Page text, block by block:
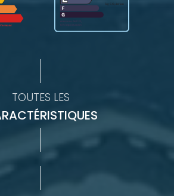
TOUTES LES